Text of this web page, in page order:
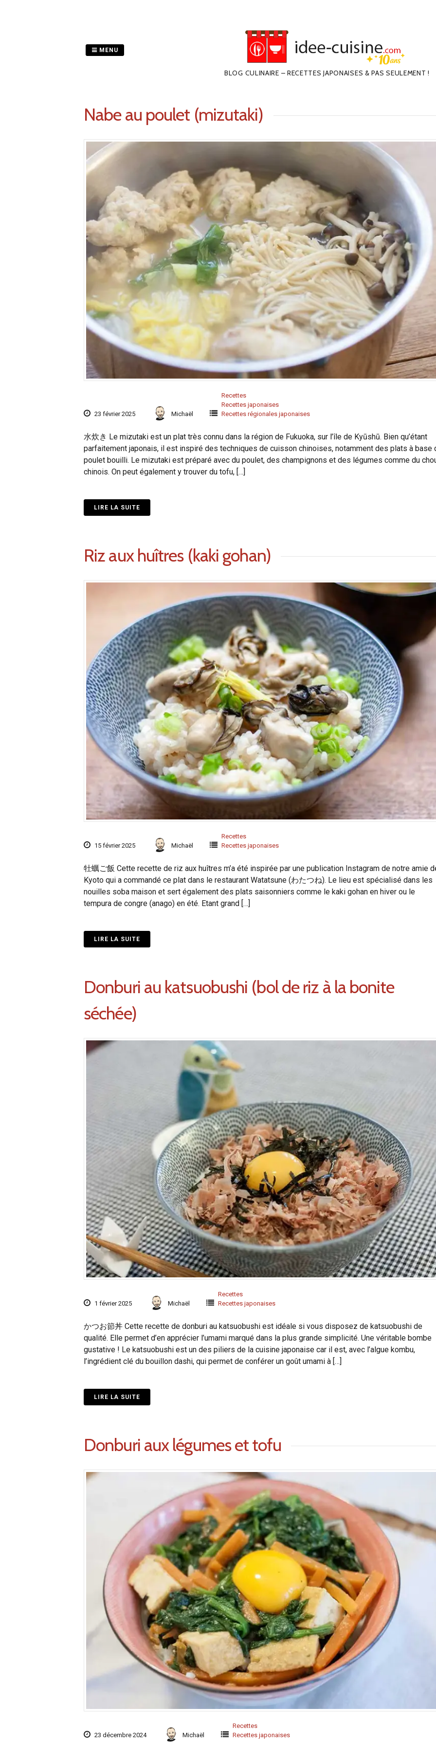
BLOG CULINAIRE – RECETTES JAPONAISES & PAS SEULEMENT !
MENU
Nabe au poulet (mizutaki)
23 février 2025 Michaël
Recettes
Recettes japonaises
Recettes régionales japonaises
水炊き Le mizutaki est un plat très connu dans la région de Fukuoka, sur l’île de Kyūshū. Bien qu’étant
parfaitement japonais, il est inspiré des techniques de cuisson chinoises, notamment des plats à base
poulet bouilli. Le mizutaki est préparé avec du poulet, des champignons et des légumes comme du
chinois. On peut également y trouver du tofu, […]
LIRE LA SUITE
Riz aux huîtres (kaki gohan)
15 février 2025 Michaël
Recettes
Recettes japonaises
牡蠣ご飯 Cette recette de riz aux huîtres m’a été inspirée par une publication Instagram de notre amie
Kyoto qui a commandé ce plat dans le restaurant Watatsune (わたつね). Le lieu est spécialisé dans les
nouilles soba maison et sert également des plats saisonniers comme le kaki gohan en hiver ou le
tempura de congre (anago) en été. Etant grand […]
LIRE LA SUITE
Donburi au katsuobushi (bol de riz à la bonite
séchée)
1 février 2025 Michaël
Recettes
Recettes japonaises
かつお節丼 Cette recette de donburi au katsuobushi est idéale si vous disposez de katsuobushi de
qualité. Elle permet d’en apprécier l’umami marqué dans la plus grande simplicité. Une véritable bombe
gustative ! Le katsuobushi est un des piliers de la cuisine japonaise car il est, avec l’algue kombu,
l’ingrédient clé du bouillon dashi, qui permet de conférer un goût umami à […]
LIRE LA SUITE
Donburi aux légumes et tofu
23 décembre 2024 Michaël
Recettes
Recettes japonaises